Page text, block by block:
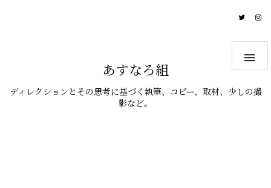
あすなろ組
ディレクションとその思考に基づく執筆、コピー、取材、少しの撮
影など。
